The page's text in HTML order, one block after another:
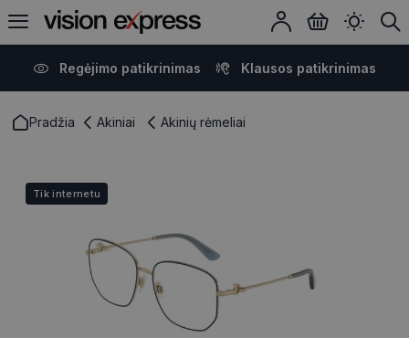
Regėjimo patikrinimas Klausos patikrinimas
Pradžia Akiniai Akinių rėmeliai
Tik internetu